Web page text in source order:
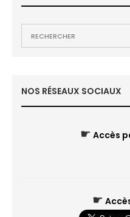
NOS RÉSEAUX SOCIAUX
☛ Accès
☛